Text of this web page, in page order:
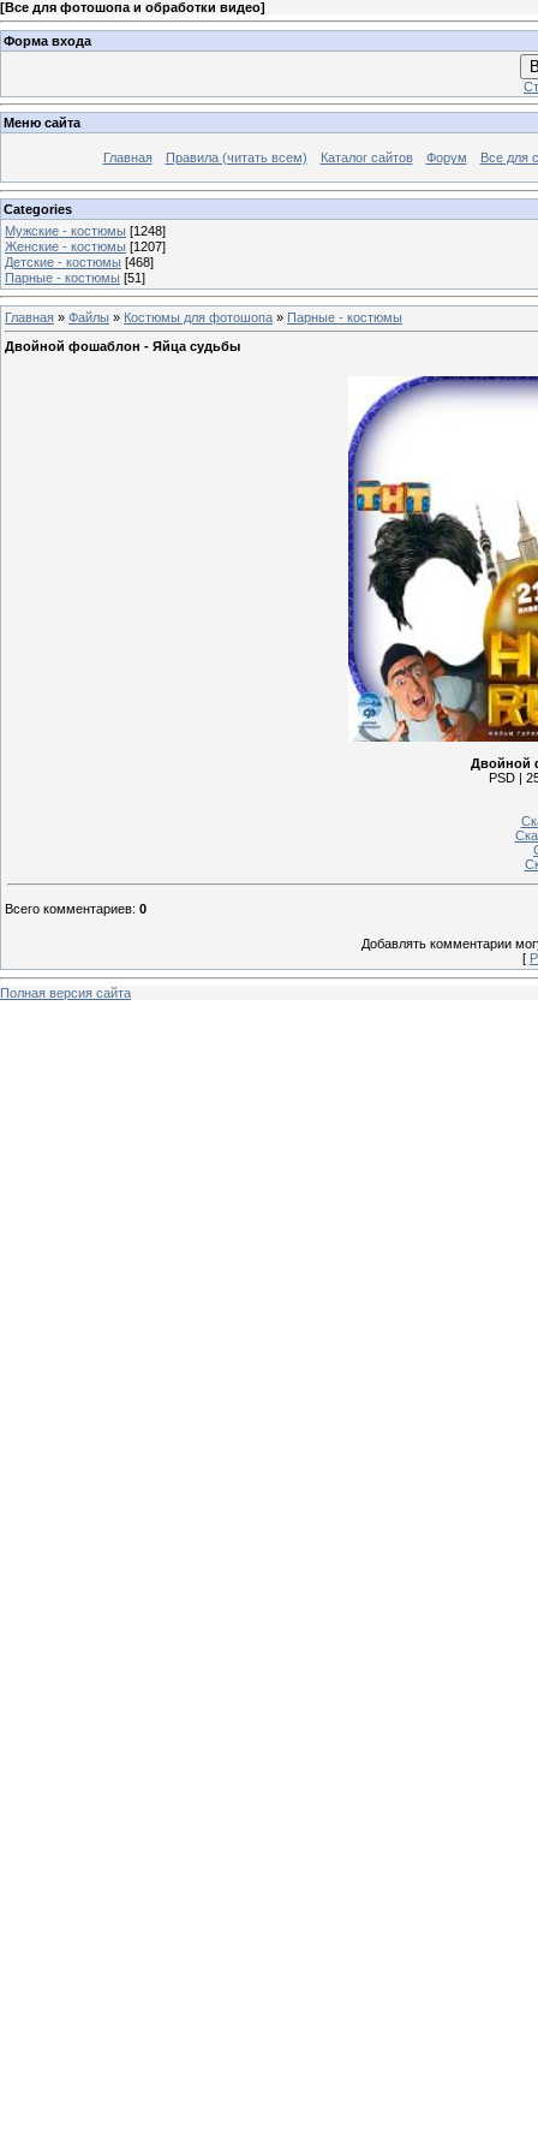
[Все для фотошопа и обработки видео]
Форма входа
Меню сайта
Главная Правила (читать всем) Каталог сайтов Форум Все для
Categories
Мужские - костюмы [1248]
Женские - костюмы [1207]
Детские - костюмы [468]
Парные - костюмы [51]
Главная » Файлы » Костюмы для фотошопа » Парные - костюмы
Двойной фошаблон - Яйца судьбы
Двойной
PSD |
Всего комментариев: 0
Добавлять комментарии
[
Полная версия сайта